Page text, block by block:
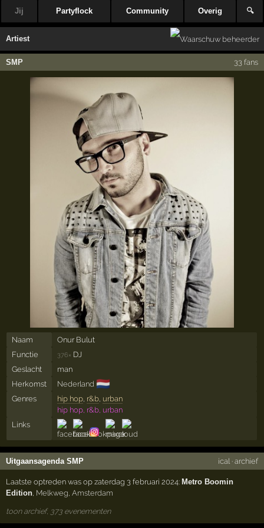
Jij Partyflock Community Overig 🔍
Artiest
SMP 33 fans
Naam
Onur Bulut
Functie
376× DJ
Geslacht
man
Herkomst
Nederland 🇳🇱
Genres hip hop, r&b, urban
hip hop, r&b, urban
Links
Uitgaansagenda SMP ical· archief
Laatste optreden was op zaterdag 3 februari 2024:Metro Boomin
Edition Melkweg ,Amsterdam
toon archief, 373 evenementen